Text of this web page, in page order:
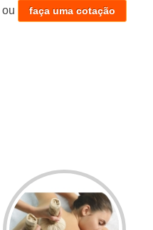
ou faça uma cotação